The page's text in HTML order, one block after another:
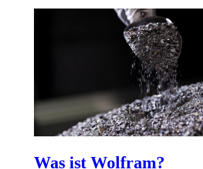
Was ist Wolfram?